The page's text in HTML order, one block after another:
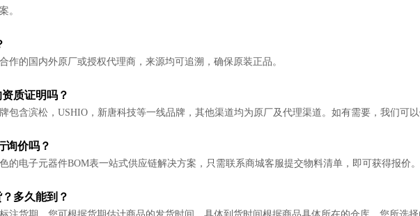
。
作的国内外原厂或授权代理商，来源均可追溯，确保原装正品。
质证明吗？
包含滨松，USHIO，新唐科技等一线品牌，其他渠道均为原厂及代理渠道。如有需要，我们可
询价吗？
的电子元器件BOM表一站式供应链解决方案，只需联系商城客服提交物料清单，即可获得报价。
多久能到？